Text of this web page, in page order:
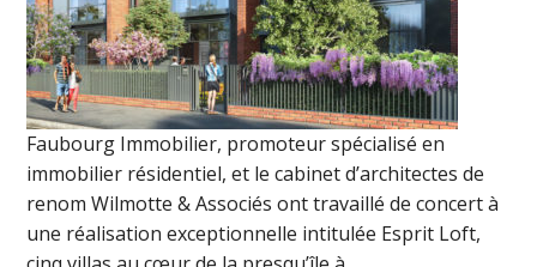
Faubourg Immobilier, promoteur spécialisé en
immobilier résidentiel, et le cabinet d’architectes de
renom Wilmotte & Associés ont travaillé de concert à
une réalisation exceptionnelle intitulée Esprit Loft,